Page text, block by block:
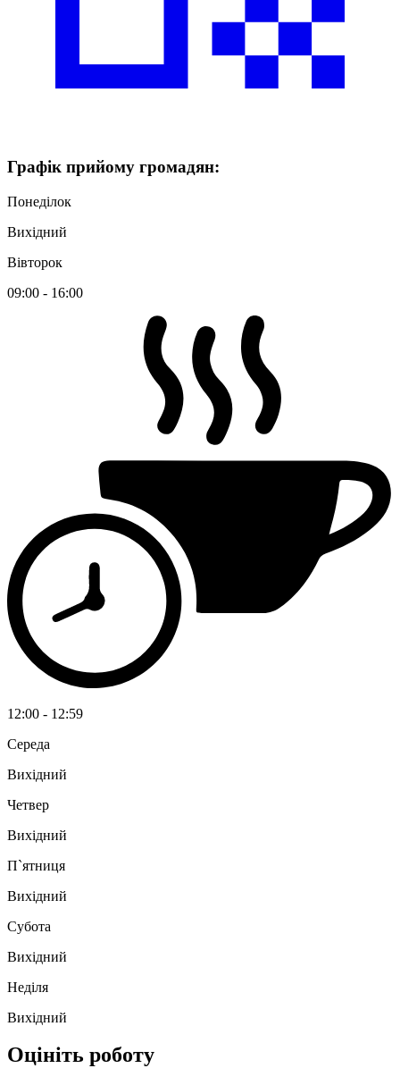
Графік прийому громадян:
Понеділок
Вихідний
Вівторок
09:00 - 16:00
12:00 - 12:59
Середа
Вихідний
Четвер
Вихідний
П`ятниця
Вихідний
Субота
Вихідний
Неділя
Вихідний
Оцініть роботу